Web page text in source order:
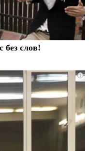
без слов!
i